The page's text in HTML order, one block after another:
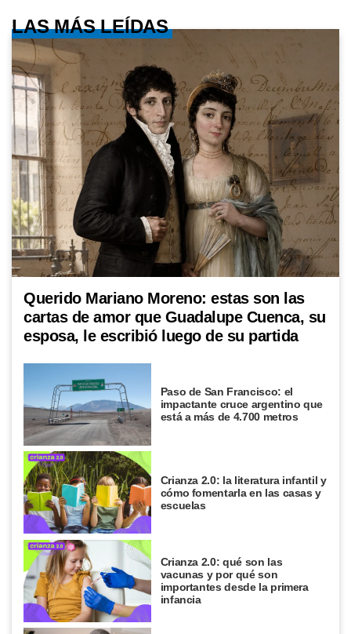
LAS MÁS LEÍDAS
Querido Mariano Moreno: estas son las
cartas de amor que Guadalupe Cuenca, su
esposa, le escribió luego de su partida
Paso de San Francisco: el
impactante cruce argentino que
está a más de 4.700 metros
Crianza 2.0: la literatura infantil y
cómo fomentarla en las casas y
escuelas
Crianza 2.0: qué son las
vacunas y por qué son
importantes desde la primera
infancia